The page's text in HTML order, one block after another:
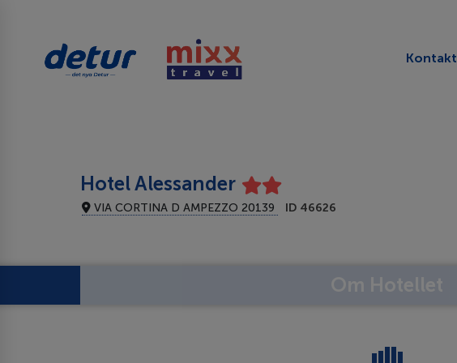
Kontakt
Hotel Alessander
VIA CORTINA D AMPEZZO 20139 ID 46626